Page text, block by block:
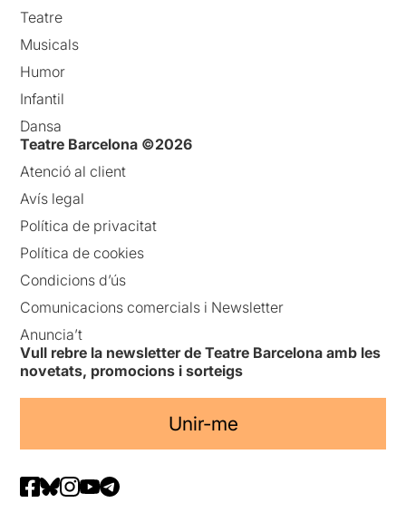
Teatre
Musicals
Humor
Infantil
Dansa
Teatre Barcelona ©2026
Atenció al client
Avís legal
Política de privacitat
Política de cookies
Condicions d’ús
Comunicacions comercials i Newsletter
Anuncia’t
Vull rebre la newsletter de Teatre Barcelona amb les
novetats, promocions i sorteigs
Unir-me